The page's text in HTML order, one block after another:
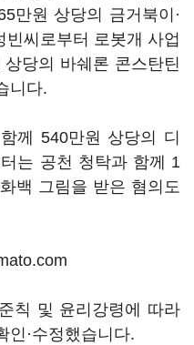
만원 상당의 금거북이·
씨로부터 로봇개 사업
당의 바쉐론 콘스탄틴
니다.
께 540만원 상당의 디
는 공천 청탁과 함께 1
백 그림을 받은 혐의도
칙 및 윤리강령에 따라
인·수정했습니다.